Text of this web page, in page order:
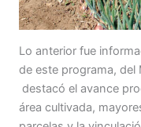
Lo anterior fue
de este programa, del
destacó el avance
área cultivada,